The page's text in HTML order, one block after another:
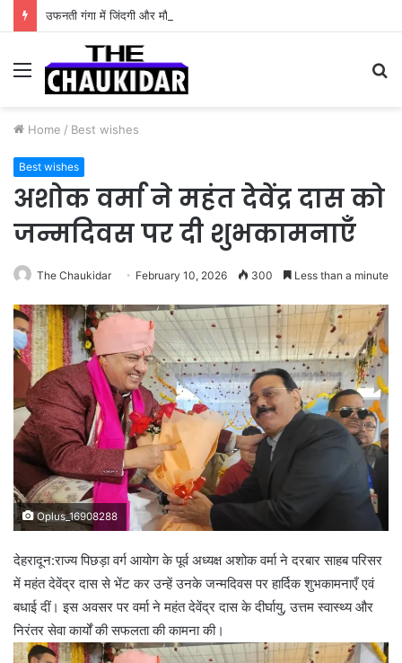
Menu
Home / Best wishes
Best wishes
अशोक वर्मा ने महंत देवेंद्र दास को
जन्मदिवस पर दी शुभकामनाएँ
The Chaukidar February 10, 2026 300 Less than a minute
Oplus_16908288
देहरादून:राज्य पिछड़ा वर्ग आयोग के पूर्व अध्यक्ष अशोक वर्मा ने दरबार साहब परिसर
में महंत देवेंद्र दास से भेंट कर उन्हें उनके जन्मदिवस पर हार्दिक शुभकामनाएँ एवं
बधाई दीं। इस अवसर पर वर्मा ने महंत देवेंद्र दास के दीर्घायु, उत्तम स्वास्थ्य और
निरंतर सेवा कार्यों की सफलता की कामना की।